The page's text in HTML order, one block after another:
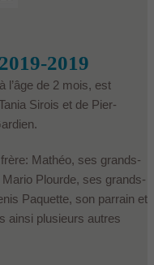
2019
l’âge de 2 mois, est
Sirois et de Pier-
Mathéo, ses grands-
Plourde, ses grands-
Paquette, son parrain et
ainsi plusieurs autres